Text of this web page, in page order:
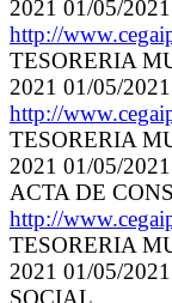
2021 01/05/
http://
TESORERIA
2021 01/05/
http://
TESORERIA
2021 01/05/
ACTA DE
http://
TESORERIA
2021 01/05/
SOCIAL